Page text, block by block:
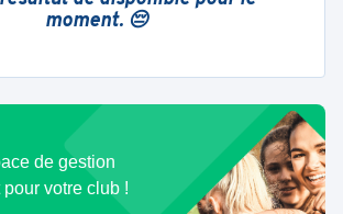
moment. 😔
de gestion
votre club !